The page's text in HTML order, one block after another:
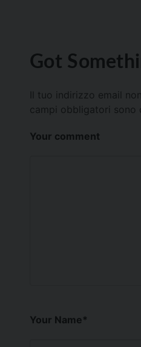
Got
Il tuo indirizzo email
campi obbligatori sono
Your comment
Your Name*